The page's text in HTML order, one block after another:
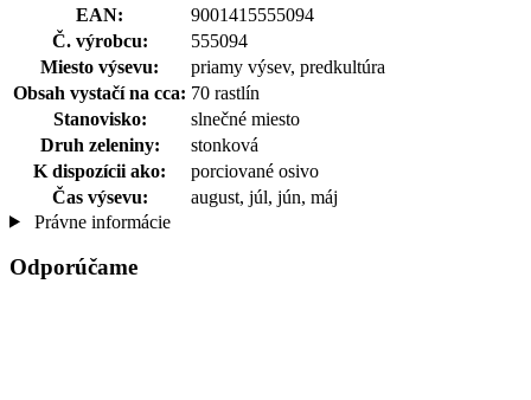
EAN:
9001415555094
Č. výrobcu:
555094
Miesto výsevu:
priamy výsev, predkultúra
Obsah vystačí na cca: 70 rastlín
Stanovisko:
slnečné miesto
Druh zeleniny:
stonková
K dispozícii ako:
porciované osivo
Čas výsevu:
august, júl, jún, máj
Právne informácie
Odporúčame